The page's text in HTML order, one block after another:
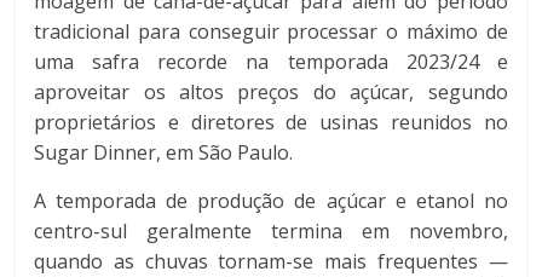
tradicional para conseguir processar o máximo de
uma safra recorde na temporada 2023/24 e
aproveitar os altos preços do açúcar, segundo
proprietários e diretores de usinas reunidos no
Sugar Dinner, em São Paulo.
A temporada de produção de açúcar e etanol no
centro-sul geralmente termina em novembro,
quando as chuvas tornam-se mais frequentes —